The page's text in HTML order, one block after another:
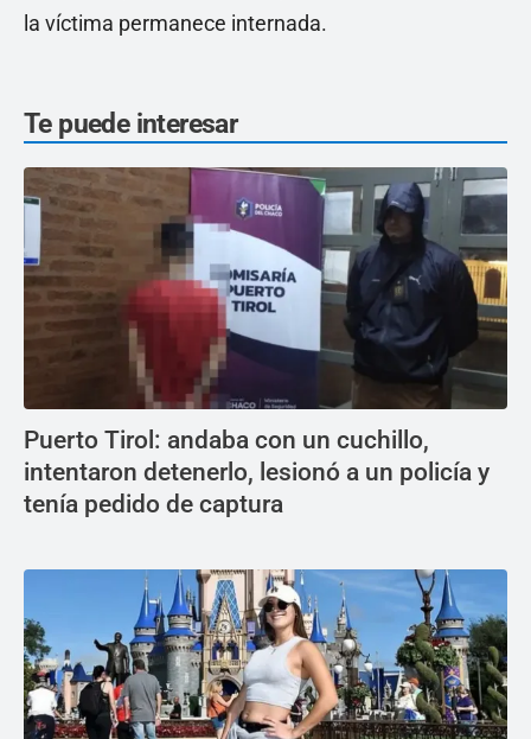
la víctima permanece internada.
Te puede interesar
Puerto Tirol: andaba con un cuchillo,
intentaron detenerlo, lesionó a un policía y
tenía pedido de captura